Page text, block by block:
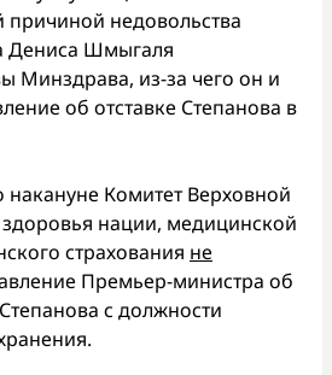
причиной недовольства
Дениса Шмыгаля
Минздрава, из-за чего он и
об отставке Степанова в
накануне Комитет Верховной
нации, медицинской
страхования не
Премьер-министра об
с должности